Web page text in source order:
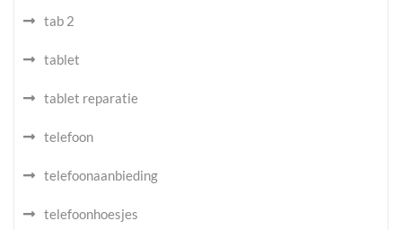
tab 2
tablet
tablet reparatie
telefoon
telefoonaanbieding
telefoonhoesjes